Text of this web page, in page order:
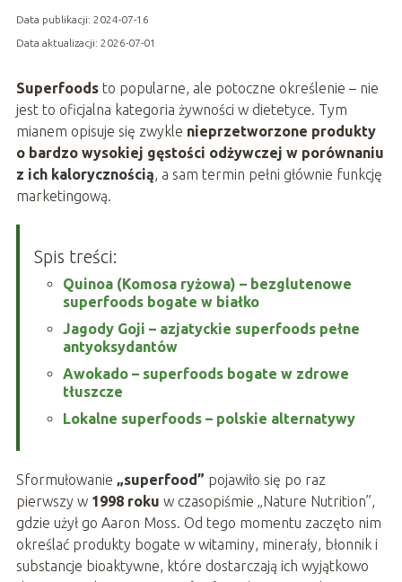
Data publikacji: 2024-07-16
Data aktualizacji: 2026-07-01
Superfoodsto popularne, ale potoczne określenie – nie
jest to oficjalna kategoria żywności w dietetyce. Tym
mianem opisuje się zwykle nieprzetworzone produkty
o bardzo wysokiej gęstości odżywczej w porównaniu
z ich kalorycznością, a sam termin pełni głównie funkcję
marketingową.
Spis treści:
Quinoa (Komosa ryżowa) – bezglutenowe
superfoods bogate w białko
Jagody Goji – azjatyckie superfoods pełne
antyoksydantów
Awokado – superfoods bogate w zdrowe
tłuszcze
Lokalne superfoods – polskie alternatywy
Sformułowanie „superfood” pojawiło się po raz
pierwszy w 1998 roku w czasopiśmie „Nature Nutrition”,
gdzie użył go Aaron Moss. Od tego momentu zaczęto nim
określać produkty bogate w witaminy, minerały, błonnik i
substancje bioaktywne, które dostarczają ich wyjątkowo